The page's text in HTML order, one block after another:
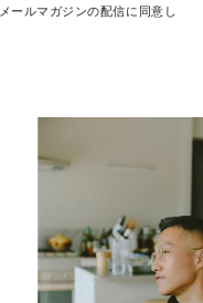
ールマガジンの配信に同意し